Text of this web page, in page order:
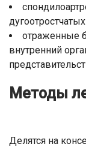
отраженные
внутренний
Методы
Делятся на